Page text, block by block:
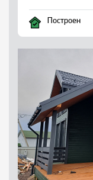
Построен